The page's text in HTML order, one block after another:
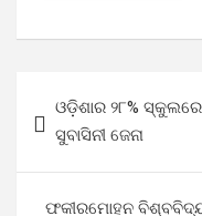
navigation
ଓଡ଼ିଶାର ୨୮%
ସୁବାସିନୀ ଜେନା
ଫକୀରମୋହନ